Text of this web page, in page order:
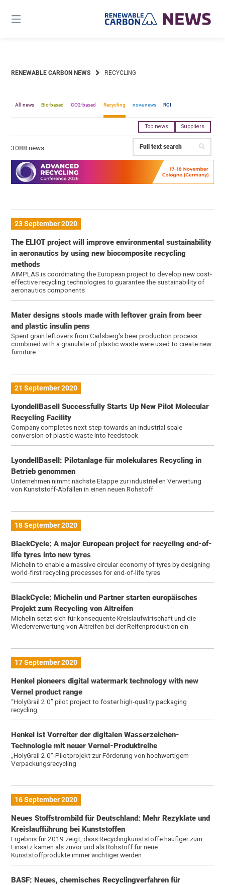
content
RENEWABLE CARBON NEWS RECYCLING
All news Bio-based CO2-based Recycling nova news RCI
Top news Suppliers
3088 news
23 September 2020
The ELIOT project will improve environmental sustainability
in aeronautics by using new biocomposite recycling
methods
AIMPLAS is coordinating the European project to develop new cost-
effective recycling technologies to guarantee the sustainability of
aeronautics components
Mater designs stools made with leftover grain from beer
and plastic insulin pens
Spent grain leftovers from Carlsberg's beer production process
combined with a granulate of plastic waste were used to create new
furniture
21 September 2020
LyondellBasell Successfully Starts Up New Pilot Molecular
Recycling Facility
Company completes next step towards an industrial scale
conversion of plastic waste into feedstock
LyondellBasell: Pilotanlage für molekulares Recycling in
Betrieb genommen
Unternehmen nimmt nächste Etappe zur industriellen Verwertung
von Kunststoff-Abfällen in einen neuen Rohstoff
18 September 2020
BlackCycle: A major European project for recycling end-of-
life tyres into new tyres
Michelin to enable a massive circular economy of tyres by designing
world-first recycling processes for end-of-life tyres
BlackCycle: Michelin und Partner starten europäisches
Projekt zum Recycling von Altreifen
Michelin setzt sich für konsequente Kreislaufwirtschaft und die
Wiederverwertung von Altreifen bei der Reifenproduktion ein
17 September 2020
Henkel pioneers digital watermark technology with new
Vernel product range
“HolyGrail 2.0” pilot project to foster high-quality packaging
recycling
Henkel ist Vorreiter der digitalen Wasserzeichen-
Technologie mit neuer Vernel-Produktreihe
„HolyGrail 2.0“-Pilotprojekt zur Förderung von hochwertigem
Verpackungsrecycling
16 September 2020
Neues Stoffstrombild für Deutschland: Mehr Rezyklate und
Kreislaufführung bei Kunststoffen
Ergebnis für 2019 zeigt, dass Recyclingkunststoffe häufiger zum
Einsatz kamen als zuvor und als Rohstoff für neue
Kunststoffprodukte immer wichtiger werden
BASF: Neues, chemisches Recyclingverfahren für